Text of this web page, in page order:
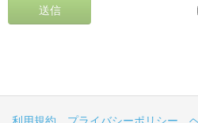
送信
利用規約 プライバシーポリシー